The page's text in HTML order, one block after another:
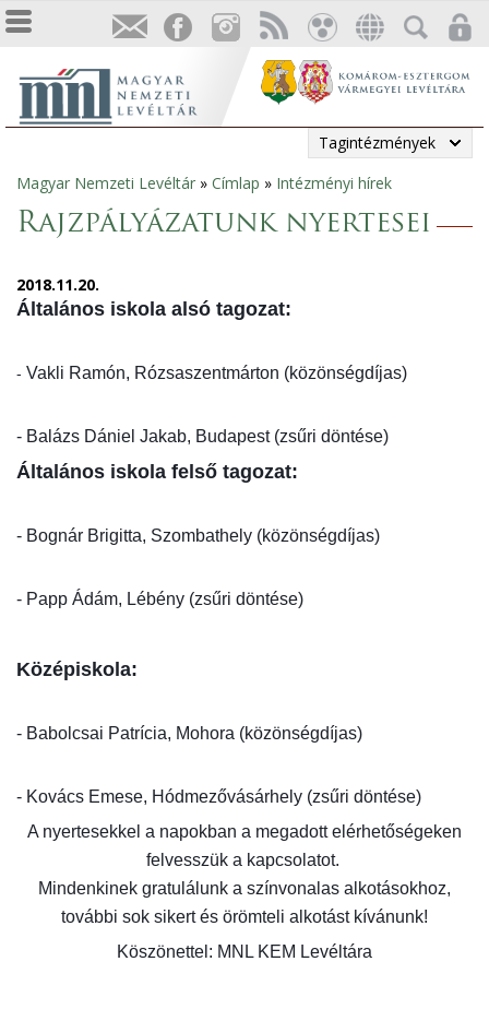
Tagintézmények
Jelenlegi
hely
Magyar Nemzeti Levéltár » Címlap » Intézményi hírek
Rajzpályázatunk nyertesei
2018.11.20.
Általános iskola alsó tagozat:
- Vakli Ramón, Rózsaszentmárton (közönségdíjas)
- Balázs Dániel Jakab, Budapest (zsűri döntése)
Általános iskola felső tagozat:
- Bognár Brigitta, Szombathely (közönségdíjas)
- Papp Ádám, Lébény (zsűri döntése)
Középiskola:
- Babolcsai Patrícia, Mohora (közönségdíjas)
- Kovács Emese, Hódmezővásárhely (zsűri döntése)
A nyertesekkel a napokban a megadott elérhetőségeken
felvesszük a kapcsolatot.
Mindenkinek gratulálunk a színvonalas alkotásokhoz,
további sok sikert és örömteli alkotást kívánunk!
Köszönettel: MNL KEM Levéltára